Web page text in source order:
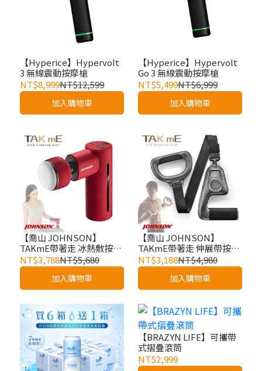
【Hyperice】Hypervolt
3 無線震動按摩槍
NT$8,999NT$12,599
加入購物車
【Hyperice】Hypervolt
Go 3 無線震動按摩槍
NT$5,499NT$6,999
加入購物車
【喬山 JOHNSON】
TAKmE帶著走 冰熱敷按摩
槍︱C66
NT$3,788NT$5,680
加入購物車
【喬山 JOHNSON】
TAKmE帶著走 伸展帶按摩
槍︱C68
NT$3,188NT$4,980
加入購物車
【BRAZYN LIFE】可攜帶
式摺疊滾筒
NT$2,999